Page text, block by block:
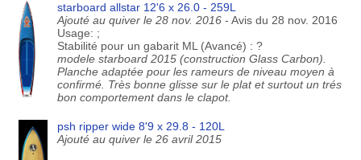
starboard allstar 12'6 x 26.0 - 259L
Ajouté au quiver le 28 nov. 2016 - Avis du 28 nov. 2016
Usage: ;
Stabilité pour un gabarit ML (Avancé) : ?
modele starboard 2015 (construction Glass Carbon).
Planche adaptée pour les rameurs de niveau moyen à
confirmé. Très bonne glisse sur le plat et surtout un trés
bon comportement dans le clapot.
psh ripper wide 8'9 x 29.8 - 120L
Ajouté au quiver le 26 avril 2015